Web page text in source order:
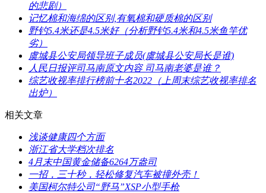
的悲剧）
​记忆棉和海绵的区别,有氧棉和硬质棉的区别
​野钓5.4米还是4.5米好（分析野钓5.4米和4.5米鱼竿优
劣）
​虞城县公安局领导班子成员(虞城县公安局长是谁)
​人民日报评司马南原文内容 司马南老婆是谁？
​综艺收视率排行榜前十名2022（上周末综艺收视率排名
出炉）
相关文章
​浅谈健康四个方面
​浙江省大学档次排名
​4月末中国黄金储备6264万盎司
​一招，三十秒，轻松修复汽车被撞外壳！
​美国柯尔特公司“野马”XSP小型手枪